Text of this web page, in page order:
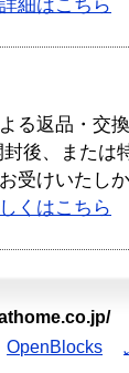
細はこちら
る返品・交
封後、または
受けいたし
くはこちら
OpenBlocks